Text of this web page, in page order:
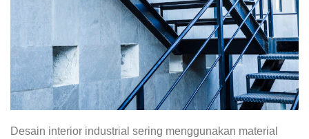
Desain interior industrial sering menggunakan material